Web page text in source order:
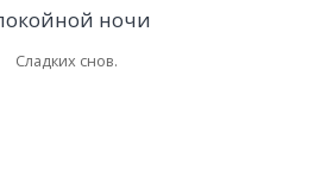
Сладких снов.